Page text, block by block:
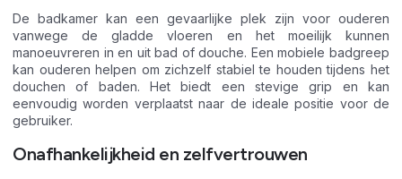
De badkamer kan een gevaarlijke plek zijn voor ouderen
vanwege de gladde vloeren en het moeilijk kunnen
manoeuvreren in en uit bad of douche. Een mobiele badgreep
kan ouderen helpen om zichzelf stabiel te houden tijdens het
douchen of baden. Het biedt een stevige grip en kan
eenvoudig worden verplaatst naar de ideale positie voor de
gebruiker.
Onafhankelijkheid en zelfvertrouwen